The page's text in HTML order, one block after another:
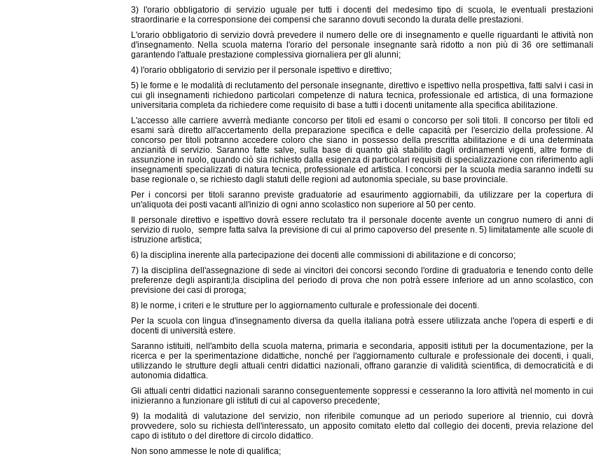
3) l'orario obbligatorio di servizio uguale per tutti i docenti del medesimo tipo di scuola, le eventuali prestazioni
straordinarie e la corresponsione dei compensi che saranno dovuti secondo la durata delle prestazioni.
L'orario obbligatorio di servizio dovrà prevedere il numero delle ore di insegnamento e quelle riguardanti le attività non
d'insegnamento. Nella scuola materna l'orario del personale insegnante sarà ridotto a non più di 36 ore settimanali
garantendo l'attuale prestazione complessiva giornaliera per gli alunni;
4) l'orario obbligatorio di servizio per il personale ispettivo e direttivo;
5) le forme e le modalità di reclutamento del personale insegnante, direttivo e ispettivo nella prospettiva, fatti salvi i casi in
cui gli insegnamenti richiedono particolari competenze di natura tecnica, professionale ed artistica, di una formazione
universitaria completa da richiedere come requisito di base a tutti i docenti unitamente alla specifica abilitazione.
L'accesso alle carriere avverrà mediante concorso per titoli ed esami o concorso per soli titoli. Il concorso per titoli ed
esami sarà diretto all'accertamento della preparazione specifica e delle capacità per l'esercizio della professione. Al
concorso per titoli potranno accedere coloro che siano in possesso della prescritta abilitazione e di una determinata
anzianità di servizio. Saranno fatte salve, sulla base di quanto già stabilito dagli ordinamenti vigenti, altre forme di
assunzione in ruolo, quando ciò sia richiesto dalla esigenza di particolari requisiti di specializzazione con riferimento agli
insegnamenti specializzati di natura tecnica, professionale ed artistica. I concorsi per la scuola media saranno indetti su
base regionale o, se richiesto dagli statuti delle regioni ad autonomia speciale, su base provinciale.
Per i concorsi per titoli saranno previste graduatorie ad esaurimento aggiornabili, da utilizzare per la copertura di
un'aliquota dei posti vacanti all'inizio di ogni anno scolastico non superiore al 50 per cento.
Il personale direttivo e ispettivo dovrà essere reclutato tra il personale docente avente un congruo numero di anni di
servizio di ruolo, sempre fatta salva la previsione di cui al primo capoverso del presente n. 5) limitatamente alle scuole di
istruzione artistica;
6) la disciplina inerente alla partecipazione dei docenti alle commissioni di abilitazione e di concorso;
7) la disciplina dell'assegnazione di sede ai vincitori dei concorsi secondo l'ordine di graduatoria e tenendo conto delle
preferenze degli aspiranti;la disciplina del periodo di prova che non potrà essere inferiore ad un anno scolastico, con
previsione dei casi di proroga;
8) le norme, i criteri e le strutture per lo aggiornamento culturale e professionale dei docenti.
Per la scuola con lingua d'insegnamento diversa da quella italiana potrà essere utilizzata anche l'opera di esperti e di
docenti di università estere.
Saranno istituiti, nell'ambito della scuola materna, primaria e secondaria, appositi istituti per la documentazione, per la
ricerca e per la sperimentazione didattiche, nonché per l'aggiornamento culturale e professionale dei docenti, i quali,
utilizzando le strutture degli attuali centri didattici nazionali, offrano garanzie di validità scientifica, di democraticità e di
autonomia didattica.
Gli attuali centri didattici nazionali saranno conseguentemente soppressi e cesseranno la loro attività nel momento in cui
inizieranno a funzionare gli istituti di cui al capoverso precedente;
9) la modalità di valutazione del servizio, non riferibile comunque ad un periodo superiore al triennio, cui dovrà
provvedere, solo su richiesta dell'interessato, un apposito comitato eletto dal collegio dei docenti, previa relazione del
capo di istituto o del direttore di circolo didattico.
Non sono ammesse le note di qualifica;